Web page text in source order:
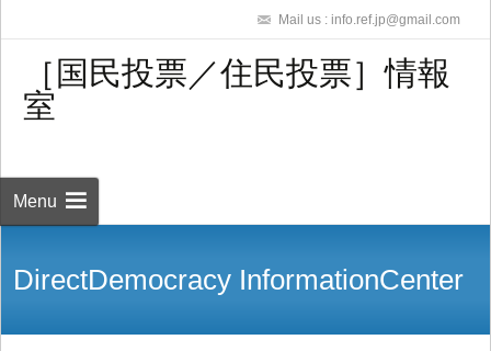
Mail us : info.ref.jp@gmail.com
［国民投票／住民投票］情報
室
Menu
DirectDemocracy InformationCenter